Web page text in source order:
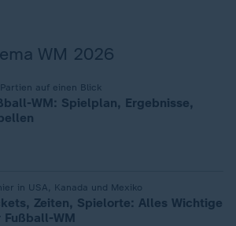
WM 2026
auf einen Blick
WM: Spielplan, Ergebnisse,
in USA, Kanada und Mexiko
Zeiten, Spielorte: Alles Wichtige
Fußball-WM